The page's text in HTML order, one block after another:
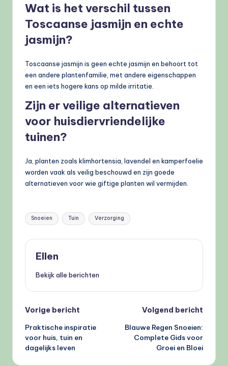
Wat is het verschil tussen
Toscaanse jasmijn en echte
jasmijn?
Toscaanse jasmijn is geen echte jasmijn en behoort tot
een andere plantenfamilie, met andere eigenschappen
en een iets hogere kans op milde irritatie.
Zijn er veilige alternatieven
voor huisdiervriendelijke
tuinen?
Ja, planten zoals klimhortensia, lavendel en kamperfoelie
worden vaak als veilig beschouwd en zijn goede
alternatieven voor wie giftige planten wil vermijden.
Tags:
Snoeien Tuin Verzorging
Ellen
Bekijk alle berichten
Bericht
navigatie
Vorige bericht
Praktische inspiratie
voor huis, tuin en
dagelijks leven
Volgend bericht
Blauwe Regen Snoeien:
Complete Gids voor
Groei en Bloei